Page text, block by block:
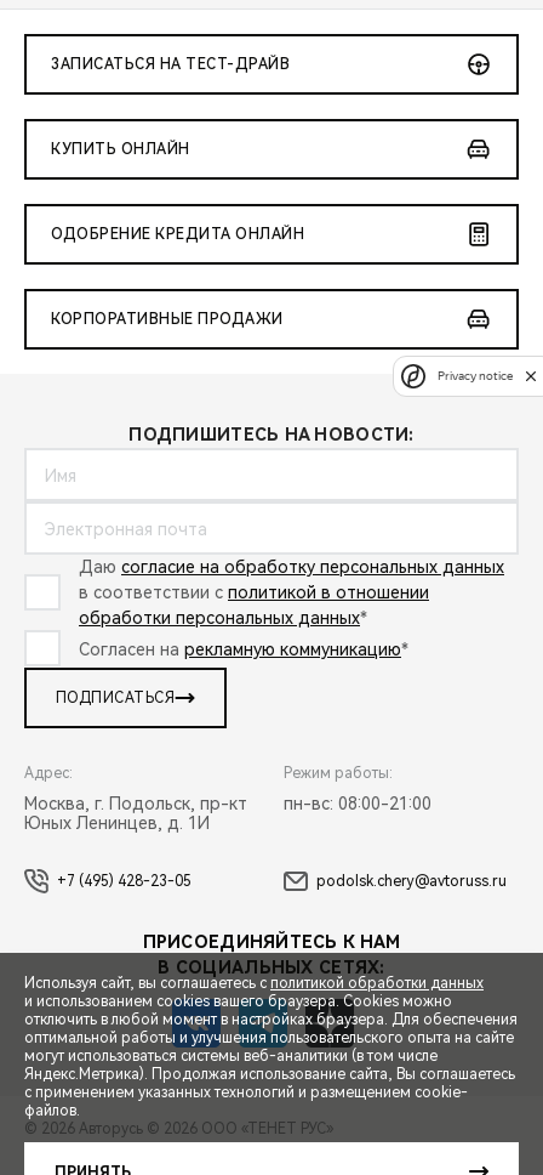
СПЕЦПРЕДЛОЖЕНИЯ
ЗАПИСЬ НА ТЕСТ-ДРАЙВ
ЗАПИСАТЬСЯ НА ТЕСТ-ДРАЙВ
КУПИТЬ ОНЛАЙН
ОДОБРЕНИЕ КРЕДИТА ОНЛАЙН
КОРПОРАТИВНЫЕ ПРОДАЖИ
ПОДПИШИТЕСЬ НА НОВОСТИ:
Даю согласие на обработку персональных данных
в соответствии с политикой в отношении
обработки персональных данных*
Согласен на рекламную коммуникацию*
ПОДПИСАТЬСЯ
Адрес:
Москва, г. Подольск, пр-кт
Юных Ленинцев, д. 1И
Режим работы:
пн-вс: 08:00-21:00
+7 (495) 428-23-05 podolsk.chery@avtoruss.ru
ПРИСОЕДИНЯЙТЕСЬ К НАМ
В СОЦИАЛЬНЫХ СЕТЯХ:
© 2026 Авторусь © 2026 ООО «ТЕНЕТ РУС»
Используя сайт, вы соглашаетесь с политикой обработки данных
и использованием cookies вашего браузера. Cookies можно
отключить в любой момент в настройках браузера. Для обеспечения
оптимальной работы и улучшения пользовательского опыта на сайте
могут использоваться системы веб-аналитики (в том числе
Яндекс.Метрика). Продолжая использование сайта, Вы соглашаетесь
с применением указанных технологий и размещением cookie-
файлов.
Privacy notice